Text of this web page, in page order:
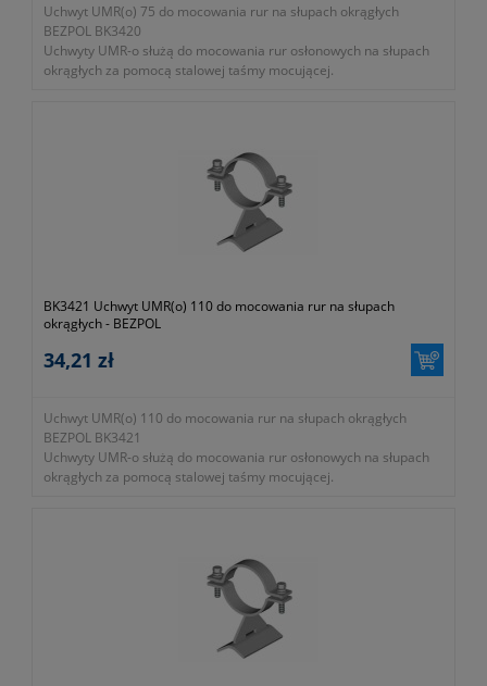
Uchwyt UMR(o) 75 do mocowania rur na słupach okrągłych
BEZPOL BK3420
Uchwyty UMR-o służą do mocowania rur osłonowych na słupach
okrągłych za pomocą stalowej taśmy mocującej.
BK3421 Uchwyt UMR(o) 110 do mocowania rur na słupach
okrągłych - BEZPOL
34,21 zł
Uchwyt UMR(o) 110 do mocowania rur na słupach okrągłych
BEZPOL BK3421
Uchwyty UMR-o służą do mocowania rur osłonowych na słupach
okrągłych za pomocą stalowej taśmy mocującej.